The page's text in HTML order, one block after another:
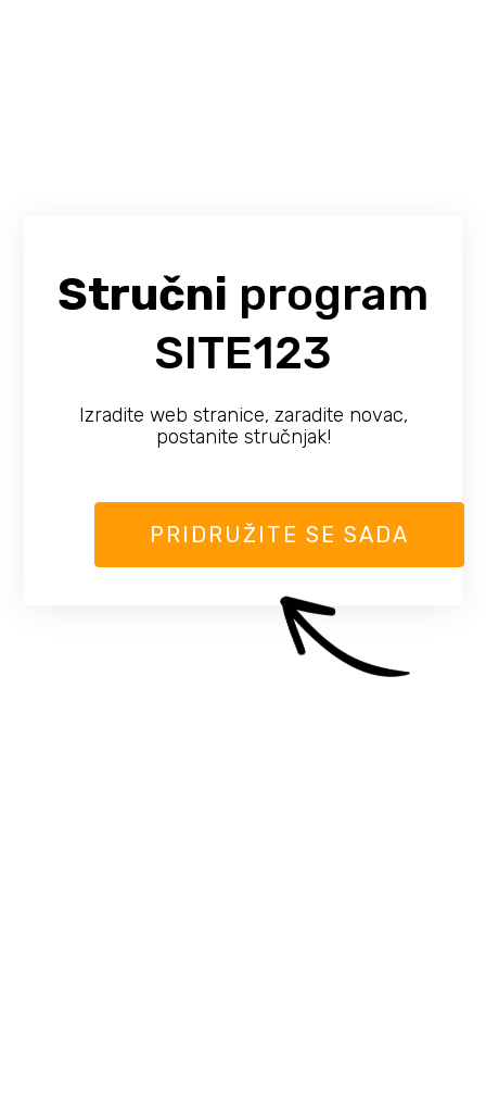
Stručni program
SITE123
Izradite web stranice, zaradite novac,
postanite stručnjak!
PRIDRUŽITE SE SADA